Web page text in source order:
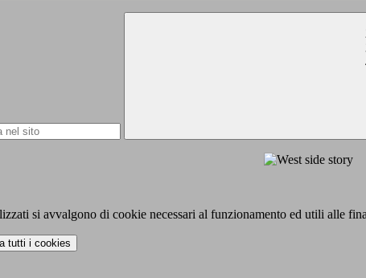
si avvalgono di cookie necessari al funzionamento ed utili alle
tutti i cookies